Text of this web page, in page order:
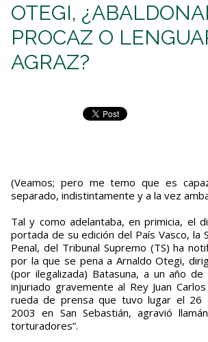
OTEGI,
PROCAZ O
AGRAZ?
(Veamos; pero me temo que es capaz de manejar por
separado, indistintamente y a la vez
Tal y como adelantaba, en primicia, el
portada de su edición del País Vasco, la
Penal, del Tribunal Supremo (TS) ha
por la que se pena a Arnaldo Otegi,
(por ilegalizada) Batasuna, a un año
injuriado gravemente al Rey Juan
rueda de prensa que tuvo lugar el
2003 en San Sebastián, agravió
torturadores”.